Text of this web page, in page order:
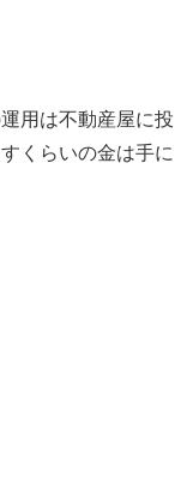
用は不動産屋に投
くらいの金は手に